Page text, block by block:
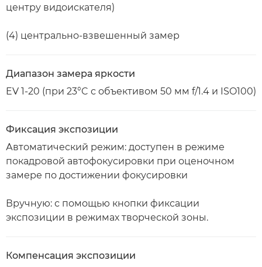
центру видоискателя)
(4) центрально-взвешенный замер
Диапазон замера яркости
EV 1-20 (при 23°C с объективом 50 мм f/1.4 и ISO100)
Фиксация экспозиции
Автоматический режим: доступен в режиме
покадровой автофокусировки при оценочном
замере по достижении фокусировки
Вручную: с помощью кнопки фиксации
экспозиции в режимах творческой зоны.
Компенсация экспозиции